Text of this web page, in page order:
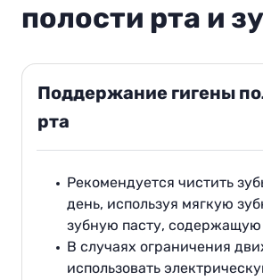
полости рта и
Поддержание гигены
рта
Рекомендуется чистить
день, используя мягкую
зубную пасту, содержащую
В случаях ограничения
использовать